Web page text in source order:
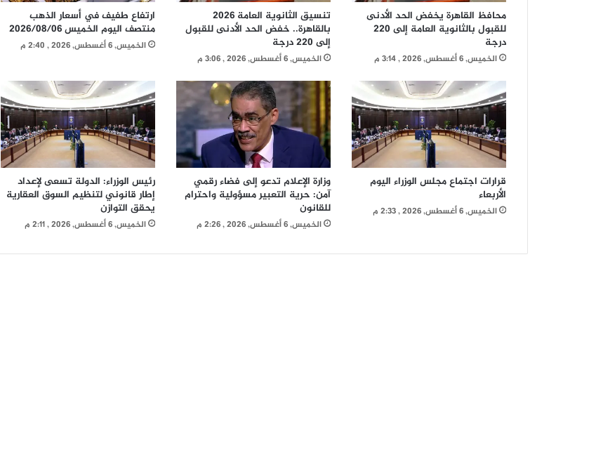
د. راشد الشاشاني يكتب: هروب سبتة أم
هروب غيرها
شريف عبد القادر يكتب: ستظل مصر
شامخة بإذن الله تعالى
د. ناجح إبراهيم يكتب: حينما يتألق
المصريون
محافظ القاهرة يخفض الحد الأدنى
للقبول بالثانوية العامة إلى 220
درجة
الخميس, 6 أغسطس, 2026 , 3:14 م
تنسيق الثانوية العامة 2026
بالقاهرة.. خفض الحد الأدنى للقبول
إلى 220 درجة
الخميس, 6 أغسطس, 2026 , 3:06 م
ارتفاع طفيف في أسعار الذهب
منتصف اليوم الخميس 2026/08/06
الخميس, 6 أغسطس, 2026 , 2:40 م
قرارات اجتماع مجلس الوزراء اليوم
الأربعاء
الخميس, 6 أغسطس, 2026 , 2:33 م
وزارة الإعلام تدعو إلى فضاء رقمي
آمن: حرية التعبير مسؤولية واحترام
للقانون
الخميس, 6 أغسطس, 2026 , 2:26 م
رئيس الوزراء: الدولة تسعى لإعداد
إطار قانوني لتنظيم السوق العقارية
يحقق التوازن
الخميس, 6 أغسطس, 2026 , 2:11 م